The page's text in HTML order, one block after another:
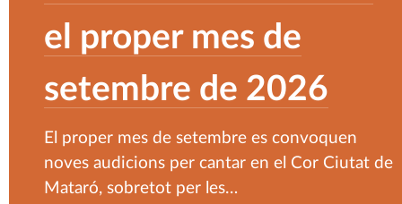
el proper mes de
setembre de 2026
El proper mes de setembre es convoquen
noves audicions per cantar en el Cor Ciutat de
Mataró, sobretot per les…